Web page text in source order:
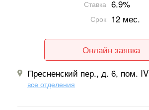
Ставка 6.9%
Срок 12 мес.
Онлайн заявка
Пресненский пер., д. 6, пом. IV
все отделения